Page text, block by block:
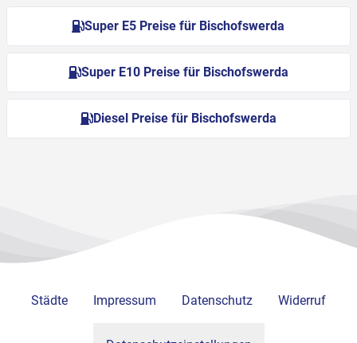
Super E5 Preise für Bischofswerda
Super E10 Preise für Bischofswerda
Diesel Preise für Bischofswerda
Städte Impressum Datenschutz Widerruf